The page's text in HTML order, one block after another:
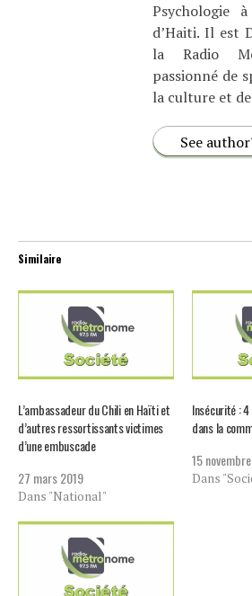
Psychologie
d’Haiti. Il est
la Radio
passionné de
la culture et
See
Similaire
L’ambassadeur du Chili en Haïti et
d’autres ressortissants victimes
d’une embuscade
27 mars 2019
Dans "National"
Insécurité :
dans la
15
Dans